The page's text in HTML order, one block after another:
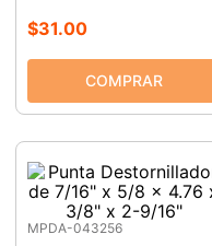
$31.00
MPDA-043256